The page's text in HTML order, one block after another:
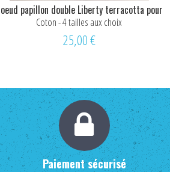
papillon double Liberty terracotta pour
enfant
Coton - 4 tailles aux choix
25,00 €
Paiement sécurisé